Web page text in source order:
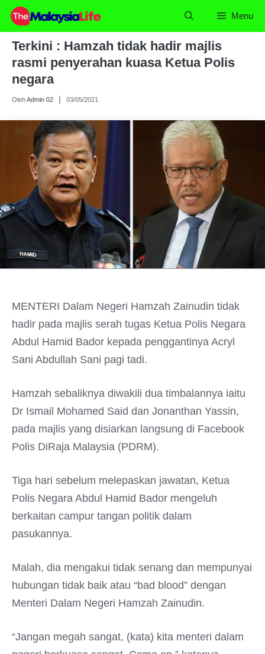
Skip
content
Menu
Terkini : Hamzah tidak hadir majlis
rasmi penyerahan kuasa Ketua Polis
negara
OlehAdmin 02 03/05/2021
MENTERI Dalam Negeri Hamzah Zainudin tidak
hadir pada majlis serah tugas Ketua Polis Negara
Abdul Hamid Bador kepada penggantinya Acryl
Sani Abdullah Sani pagi tadi.
Hamzah sebaliknya diwakili dua timbalannya iaitu
Dr Ismail Mohamed Said dan Jonanthan Yassin,
pada majlis yang disiarkan langsung di Facebook
Polis DiRaja Malaysia (PDRM).
Tiga hari sebelum melepaskan jawatan, Ketua
Polis Negara Abdul Hamid Bador mengeluh
berkaitan campur tangan politik dalam
pasukannya.
Malah, dia mengakui tidak senang dan mempunyai
hubungan tidak baik atau “bad blood” dengan
Menteri Dalam Negeri Hamzah Zainudin.
“Jangan megah sangat, (kata) kita menteri dalam